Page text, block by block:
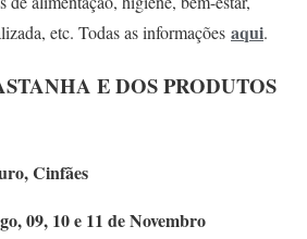
etc. Todas as informações aqui.
E DOS PRODUTOS
Cinfães
09, 10 e 11 de Novembro